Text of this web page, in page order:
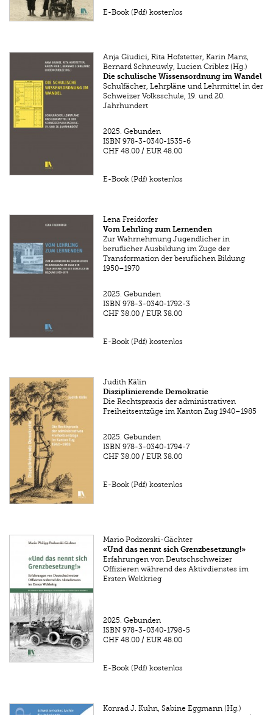
E-Book (Pdf) kostenlos
Anja Giudici, Rita Hofstetter, Karin Manz,
Bernard Schneuwly, Lucien Criblez (Hg.)
Die schulische Wissensordnung im Wandel
Schulfächer, Lehrpläne und Lehrmittel in der
Schweizer Volksschule, 19. und 20.
Jahrhundert
2025. Gebunden
ISBN 978-3-0340-1535-6
CHF 48.00 /EUR 48.00
E-Book (Pdf) kostenlos
Lena Freidorfer
Vom Lehrling zum Lernenden
Zur Wahrnehmung Jugendlicher in
beruflicher Ausbildung im Zuge der
Transformation der beruflichen Bildung
1950–1970
2025. Gebunden
ISBN 978-3-0340-1792-3
CHF 38.00 /EUR 38.00
E-Book (Pdf) kostenlos
Judith Kälin
Disziplinierende Demokratie
Die Rechtspraxis der administrativen
Freiheitsentzüge im Kanton Zug 1940–1985
2025. Gebunden
ISBN 978-3-0340-1794-7
CHF 38.00 /EUR 38.00
E-Book (Pdf) kostenlos
Mario Podzorski-Gächter
«Und das nennt sich Grenzbesetzung!»
Erfahrungen von Deutschschweizer
Offizieren während des Aktivdienstes im
Ersten Weltkrieg
2025. Gebunden
ISBN 978-3-0340-1798-5
CHF 48.00 /EUR 48.00
E-Book (Pdf) kostenlos
Konrad J. Kuhn, Sabine Eggmann (Hg.)